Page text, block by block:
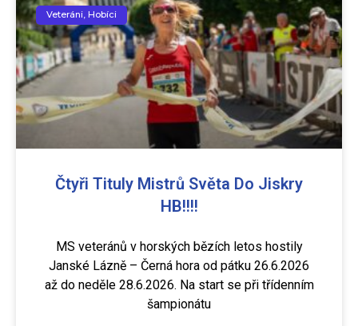
Veteráni, Hobíci
Čtyři Tituly Mistrů Světa Do Jiskry
HB!!!!
MS veteránů v horských bězích letos hostily
Janské Lázně – Černá hora od pátku 26.6.2026
až do neděle 28.6.2026. Na start se při třídenním
šampionátu